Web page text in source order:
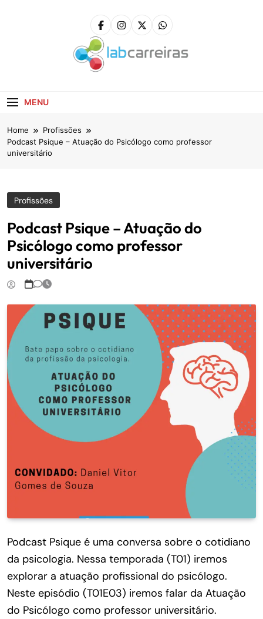
MENU
Home
Profissões
Podcast Psique – Atuação do Psicólogo como professor
universitário
Profissões
Podcast Psique – Atuação do
Psicólogo como professor
universitário
Podcast Psique é uma conversa sobre o cotidiano
da psicologia. Nessa temporada (T01) iremos
explorar a atuação profissional do psicólogo.
Neste episódio (T01E03) iremos falar da Atuação
do Psicólogo como professor universitário.